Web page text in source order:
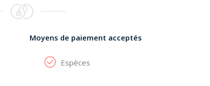
Moyens de paiement acceptés
Espèces